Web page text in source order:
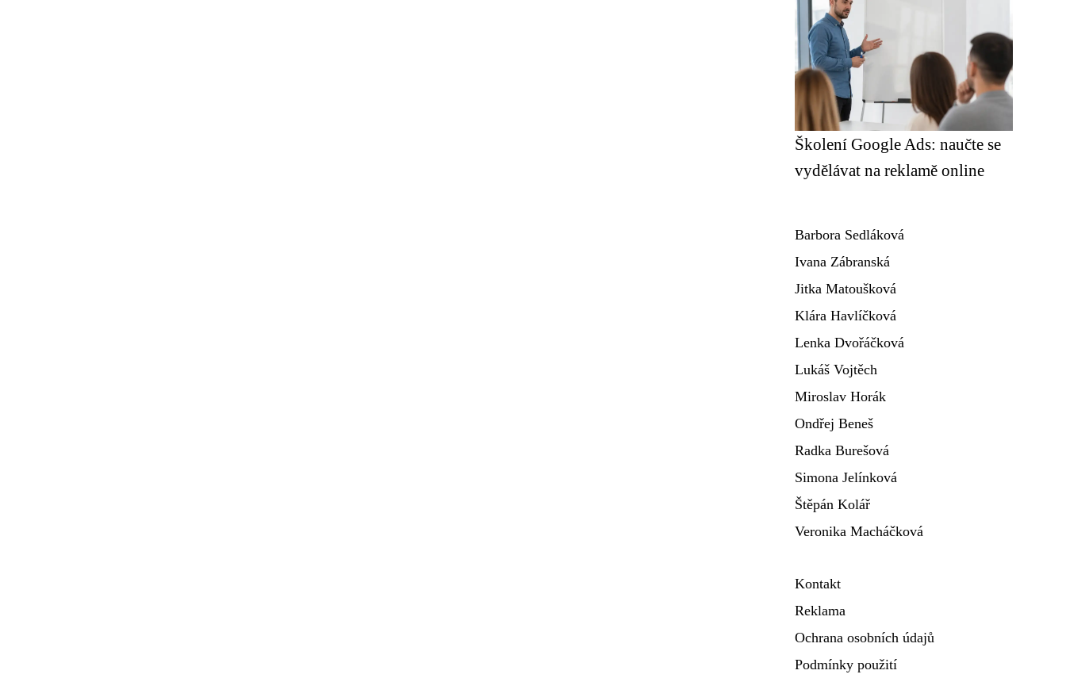
Školení Google Ads: naučte se
vydělávat na reklamě online
Barbora Sedláková
Ivana Zábranská
Jitka Matoušková
Klára Havlíčková
Lenka Dvořáčková
Lukáš Vojtěch
Miroslav Horák
Ondřej Beneš
Radka Burešová
Simona Jelínková
Štěpán Kolář
Veronika Macháčková
Kontakt
Reklama
Ochrana osobních údajů
Podmínky použití